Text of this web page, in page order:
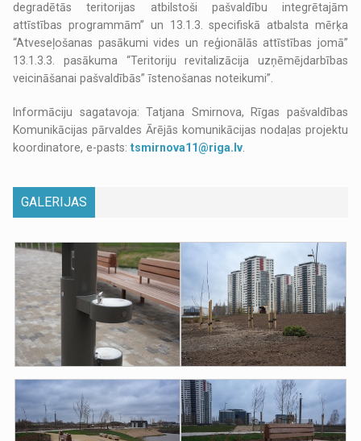
degradētās teritorijas atbilstoši pašvaldību integrētajām
attīstības programmām” un 13.1.3. specifiskā atbalsta mērķa
“Atveseļošanas pasākumi vides un reģionālās attīstības jomā”
13.1.3.3. pasākuma “Teritoriju revitalizācija uzņēmējdarbības
veicināšanai pašvaldībās” īstenošanas noteikumi”.
Informāciju sagatavoja: Tatjana Smirnova, Rīgas pašvaldības
Komunikācijas pārvaldes Ārējās komunikācijas nodaļas projektu
koordinatore, e-pasts:tsmirnova11@riga.lv.
GALERIJAS